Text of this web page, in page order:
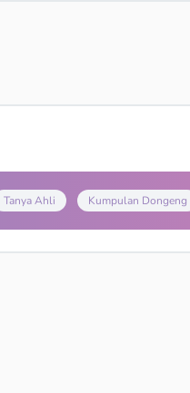
Tanya Ahli Kumpulan Dongeng